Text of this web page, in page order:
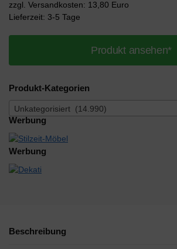
zzgl. Versandkosten: 13,80 Euro
Lieferzeit: 3-5 Tage
Produkt ansehen*
Produkt-Kategorien
Unkategorisiert (14.990)
Werbung
Werbung
Beschreibung